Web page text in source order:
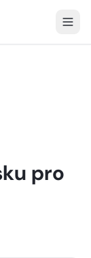
pro